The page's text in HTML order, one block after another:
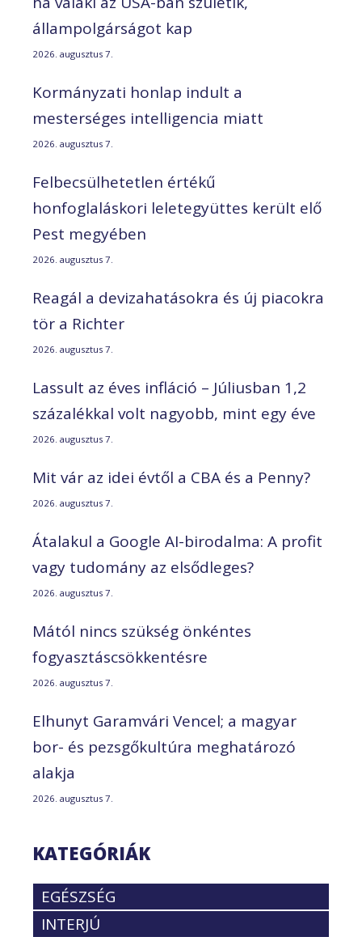
állampolgárságot kap
2026. augusztus 7.
Kormányzati honlap indult a
mesterséges intelligencia miatt
2026. augusztus 7.
Felbecsülhetetlen értékű
honfoglaláskori leletegyüttes került elő
Pest megyében
2026. augusztus 7.
Reagál a devizahatásokra és új piacokra
tör a Richter
2026. augusztus 7.
Lassult az éves infláció – Júliusban 1,2
százalékkal volt nagyobb, mint egy éve
2026. augusztus 7.
Mit vár az idei évtől a CBA és a Penny?
2026. augusztus 7.
Átalakul a Google AI-birodalma: A profit
vagy tudomány az elsődleges?
2026. augusztus 7.
Mától nincs szükség önkéntes
fogyasztáscsökkentésre
2026. augusztus 7.
Elhunyt Garamvári Vencel; a magyar
bor- és pezsgőkultúra meghatározó
alakja
2026. augusztus 7.
KATEGÓRIÁK
EGÉSZSÉG
INTERJÚ